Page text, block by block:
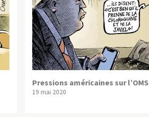
Pressions américaines sur l’OMS
19 mai 2020